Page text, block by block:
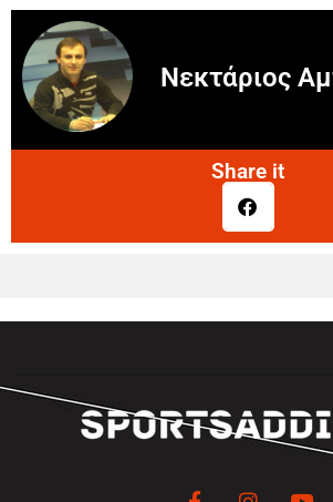
Νεκτάριος
Share it